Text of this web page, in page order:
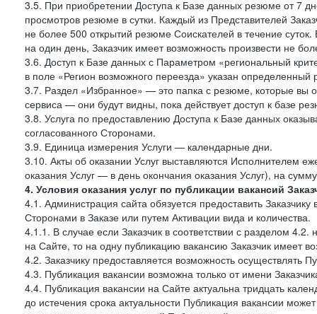
3.5. При приобретении Доступа к Базе данных резюме от 7
просмотров резюме в сутки. Каждый из Представителей
не более 500 открытий резюме Соискателей в течение
на один день, Заказчик имеет возможность произвести не
3.6. Доступ к Базе данных с Параметром «региональный
в поле «Регион возможного переезда» указан определенный
3.7. Раздел «Избранное» — это папка с резюме, которые вы
сервиса — они будут видны, пока действует доступ к базе
3.8. Услуга по предоставлению Доступа к Базе данных
согласованного Сторонами.
3.9. Единица измерения Услуги — календарные дни.
3.10. Акты об оказании Услуг выставляются Исполнителем
оказания Услуг — в день окончания оказания Услуг), на
4. Условия оказания услуг по публикации вакансий
4.1. Администрация сайта обязуется предоставить
Сторонами в Заказе или путем Активации вида и количества.
4.1.1. В случае если Заказчик в соответствии с разделом
на Сайте, то на одну публикацию вакансию Заказчик имеет
4.2. Заказчику предоставляется возможность осуществлять
4.3. Публикация вакансии возможна только от имени
4.4. Публикация вакансии на Сайте актуальна тридцать
до истечения срока актуальности Публикация вакансии